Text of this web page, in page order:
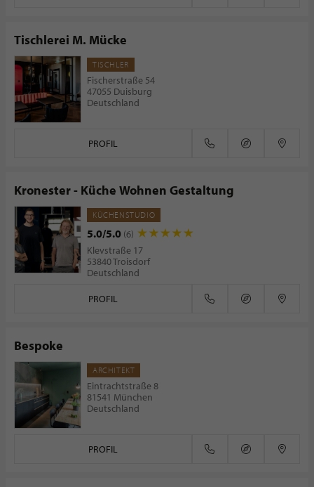
Tischlerei M. Mücke
TISCHLER
Fischerstraße 54
47055 Duisburg
Deutschland
PROFIL
Kronester - Küche Wohnen Gestaltung
KÜCHENSTUDIO
5.0/5.0 (6)
Klevstraße 17
53840 Troisdorf
Deutschland
PROFIL
Bespoke
ARCHITEKT
Eintrachtstraße 8
81541 München
Deutschland
PROFIL